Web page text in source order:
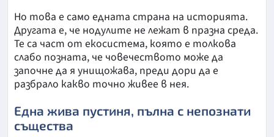
Но това е само едната страна на историята.
Другата е, че нодулите не лежат в празна среда.
Те са част от екосистема, която е толкова
слабо позната, че човечеството може да
започне да я унищожава, преди дори да е
разбрало какво точно живее в нея.
Една жива пустиня, пълна с непознати
същества